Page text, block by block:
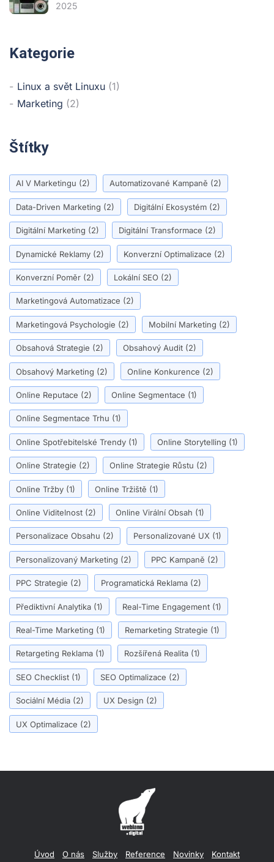
2025
Kategorie
Linux a svět Linuxu (1)
Marketing (2)
Štítky
AI V Marketingu (2) Automatizované Kampaně (2)
Data-Driven Marketing (2) Digitální Ekosystém (2)
Digitální Marketing (2) Digitální Transformace (2)
Dynamické Reklamy (2) Konverzní Optimalizace (2)
Konverzní Poměr (2) Lokální SEO (2)
Marketingová Automatizace (2)
Marketingová Psychologie (2) Mobilní Marketing (2)
Obsahová Strategie (2) Obsahový Audit (2)
Obsahový Marketing (2) Online Konkurence (2)
Online Reputace (2) Online Segmentace (1)
Online Segmentace Trhu (1)
Online Spotřebitelské Trendy (1) Online Storytelling (1)
Online Strategie (2) Online Strategie Růstu (2)
Online Tržby (1) Online Tržiště (1)
Online Viditelnost (2) Online Virální Obsah (1)
Personalizace Obsahu (2) Personalizované UX (1)
Personalizovaný Marketing (2) PPC Kampaně (2)
PPC Strategie (2) Programatická Reklama (2)
Přediktivní Analytika (1) Real-Time Engagement (1)
Real-Time Marketing (1) Remarketing Strategie (1)
Retargeting Reklama (1) Rozšířená Realita (1)
SEO Checklist (1) SEO Optimalizace (2)
Sociální Média (2) UX Design (2)
UX Optimalizace (2)
Úvod O nás Služby Reference Novinky Kontakt